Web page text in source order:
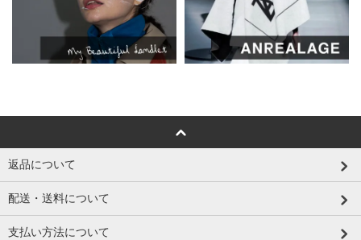
返品について
配送・送料について
支払い方法について